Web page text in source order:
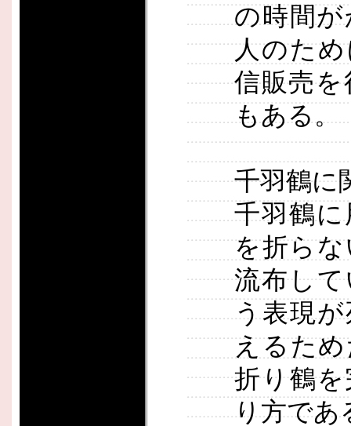
の時間
人のた
信販売
もある。
千羽鶴に
千羽鶴
を折ら
流布し
う表現
えるた
折り鶴
り方であ